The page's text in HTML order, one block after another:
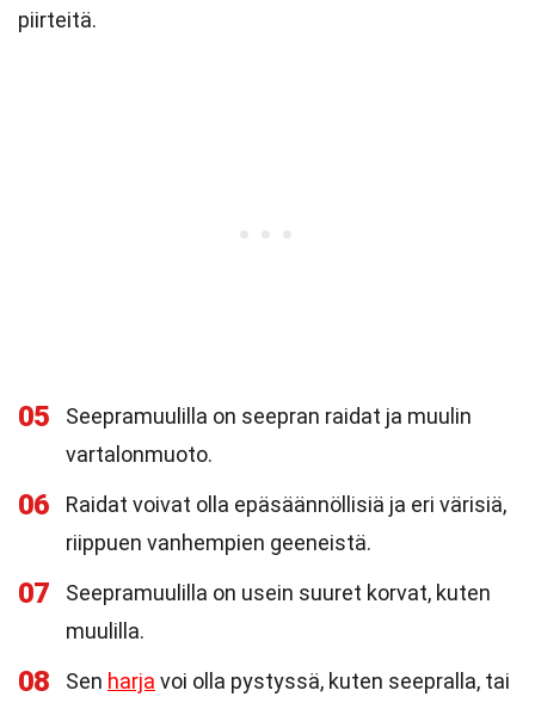
piirteitä.
05
Seepramuulilla on seepran raidat ja muulin
vartalonmuoto.
06
Raidat voivat olla epäsäännöllisiä ja eri värisiä,
riippuen vanhempien geeneistä.
07
Seepramuulilla on usein suuret korvat, kuten
muulilla.
08 Sen harja voi olla pystyssä, kuten seepralla, tai